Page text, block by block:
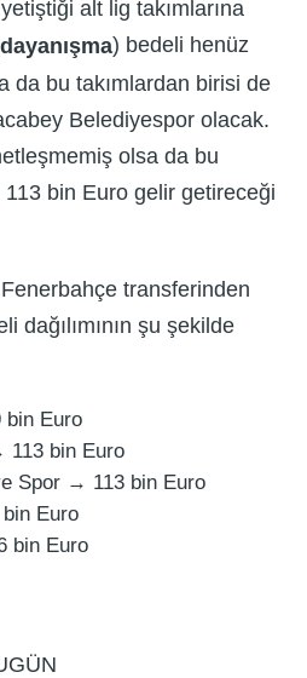
alt lig takımlarına
dayanışma) bedeli henüz
da bu takımlardan birisi de
Belediyespor olacak.
olsa da bu
bin Euro gelir getireceği
transferinden
dağılımının şu şekilde
Euro
113 bin Euro
Spor → 113 bin Euro
Euro
bin Euro